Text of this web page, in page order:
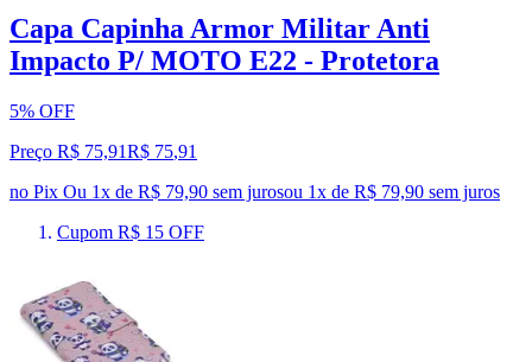
Capa Capinha Armor Militar Anti
Impacto P/ MOTO E22 - Protetora
5% OFF
Preço R$ 75,91R$ 75,91
no Pix Ou 1x de R$ 79,90 sem jurosou 1x de R$ 79,90 sem juros
Cupom R$ 15 OFF